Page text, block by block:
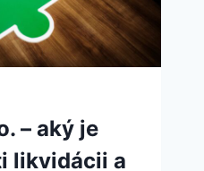
– aký je
likvidácii a